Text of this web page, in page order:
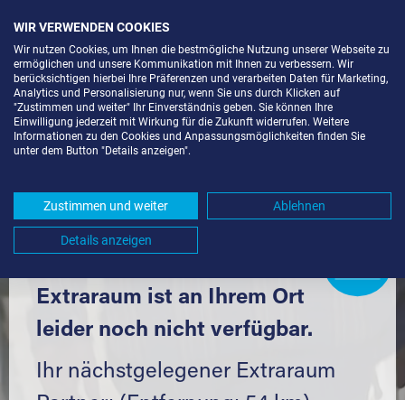
LAGERRAUM MIETEN IN AU (79280)
Komfortabel einlagern mit Extraraum
Extraraum ist an Ihrem Ort
leider noch nicht verfügbar.
Ihr nächstgelegener Extraraum
WIR VERWENDEN COOKIES
Wir nutzen Cookies, um Ihnen die bestmögliche Nutzung unserer Webseite zu
ermöglichen und unsere Kommunikation mit Ihnen zu verbessern. Wir
berücksichtigen hierbei Ihre Präferenzen und verarbeiten Daten für Marketing,
Analytics und Personalisierung nur, wenn Sie uns durch Klicken auf
"Zustimmen und weiter" Ihr Einverständnis geben. Sie können Ihre
Einwilligung jederzeit mit Wirkung für die Zukunft widerrufen. Weitere
Informationen zu den Cookies und Anpassungsmöglichkeiten finden Sie
unter dem Button "Details anzeigen".
Zustimmen und weiter Ablehnen
Details anzeigen